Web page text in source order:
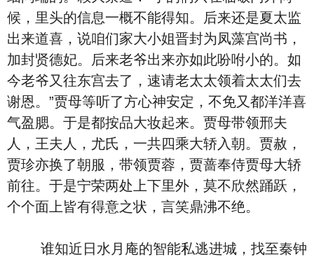
候，里头的信息一概不能得知。后来还是夏太监
出来道喜，说咱们家大小姐晋封为凤藻宫尚书，
加封贤德妃。后来老爷出来亦如此吩咐小的。如
今老爷又往东宫去了，速请老太太领着太太们去
谢恩。”贾母等听了方心神安定，不免又都洋洋喜
气盈腮。于是都按品大妆起来。贾母带领邢夫
人，王夫人，尤氏，一共四乘大轿入朝。贾赦，
贾珍亦换了朝服，带领贾蓉，贾蔷奉侍贾母大轿
前往。于是宁荣两处上下里外，莫不欣然踊跃，
个个面上皆有得意之状，言笑鼎沸不绝。
谁知近日水月庵的智能私逃进城，找至秦钟